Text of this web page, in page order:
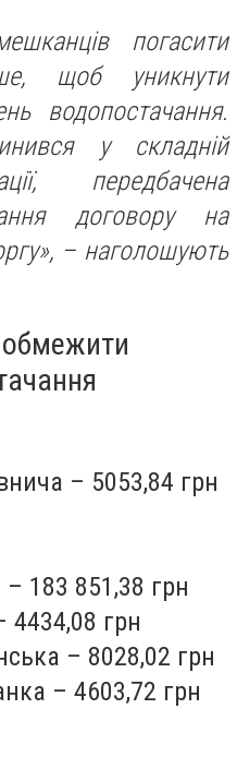
погасити
щоб уникнути
водопостачання.
у складній
передбачена
договору на
– наголошують
– 5053,84 грн
183 851,38 грн
4434,08 грн
– 8028,02 грн
– 4603,72 грн